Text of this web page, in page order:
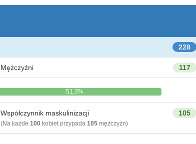
228
117
Mężczyźni
51,3%
105
Współczynnik maskulinizacji
(Na każde 100kobiet przypada 105mężczyzn)